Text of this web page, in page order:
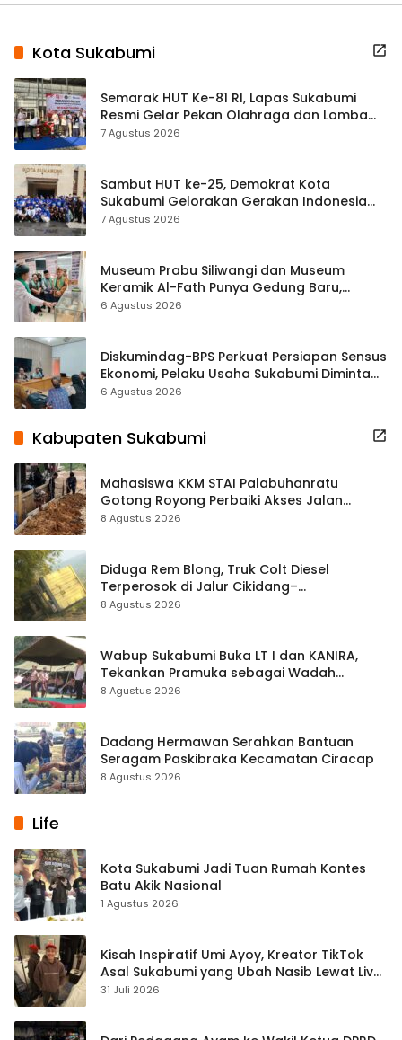
Kota Sukabumi
Semarak HUT Ke-81 RI, Lapas Sukabumi
Resmi Gelar Pekan Olahraga dan Lomba
Tradisional
7 Agustus 2026
Sambut HUT ke-25, Demokrat Kota
Sukabumi Gelorakan Gerakan Indonesia
ASRI Lewat Aksi Bersih Masjid Agung
7 Agustus 2026
Museum Prabu Siliwangi dan Museum
Keramik Al-Fath Punya Gedung Baru,
Hampir 500 Koleksi Dipisahkan
6 Agustus 2026
Diskumindag-BPS Perkuat Persiapan Sensus
Ekonomi, Pelaku Usaha Sukabumi Diminta
Terbuka Beri Data
6 Agustus 2026
Kabupaten Sukabumi
Mahasiswa KKM STAI Palabuhanratu
Gotong Royong Perbaiki Akses Jalan
Majelis Ta’lim di Sagaranten
8 Agustus 2026
Diduga Rem Blong, Truk Colt Diesel
Terperosok di Jalur Cikidang–
Palabuhanratu
8 Agustus 2026
Wabup Sukabumi Buka LT I dan KANIRA,
Tekankan Pramuka sebagai Wadah
Pembentukan Karakter
8 Agustus 2026
Dadang Hermawan Serahkan Bantuan
Seragam Paskibraka Kecamatan Ciracap
8 Agustus 2026
Life
Kota Sukabumi Jadi Tuan Rumah Kontes
Batu Akik Nasional
1 Agustus 2026
Kisah Inspiratif Umi Ayoy, Kreator TikTok
Asal Sukabumi yang Ubah Nasib Lewat Live
Streaming
31 Juli 2026